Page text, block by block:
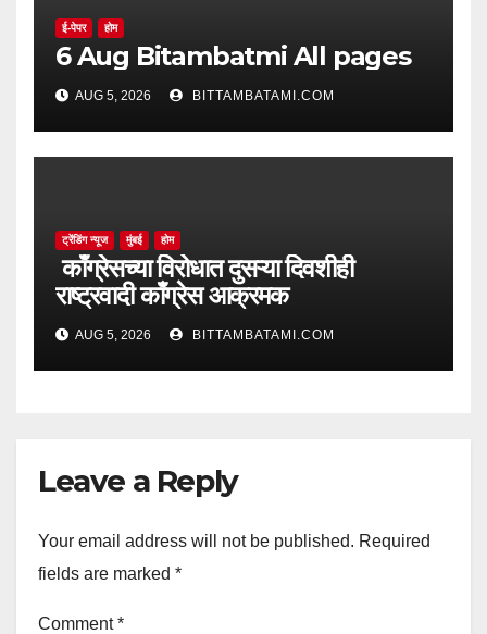
ई-पेपर होम
6 Aug Bitambatmi All pages
AUG 5, 2026 BITTAMBATAMI.COM
ट्रेंडिंग न्यूज मुंबई होम
काँग्रेसच्या विरोधात दुसऱ्या दिवशीही
राष्ट्रवादी काँग्रेस आक्रमक
AUG 5, 2026 BITTAMBATAMI.COM
Leave a Reply
Your email address will not be published. Required
fields are marked *
Comment*